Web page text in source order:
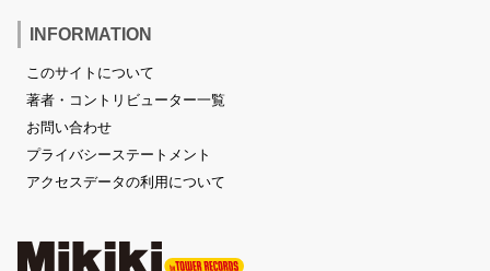
INFORMATION
このサイトについて
著者・コントリビューター一覧
お問い合わせ
プライバシーステートメント
アクセスデータの利用について